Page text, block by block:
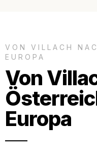
VON VILLACH
EUROPA
Von
Europa